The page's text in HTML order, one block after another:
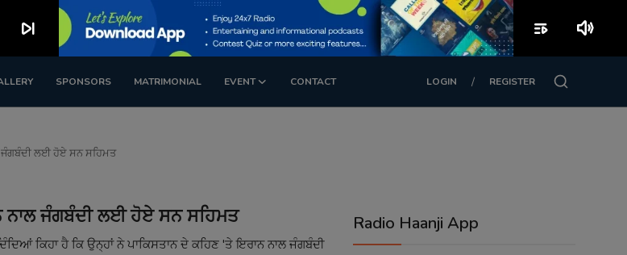
SPONSORS MATRIMONIAL EVENT CONTACT LOGIN / REGISTER
ਜੰਗਬੰਦੀ ਲਈ ਹੋਏ ਸਨ ਸਹਿਮਤ
ਨਾਲ ਜੰਗਬੰਦੀ ਲਈ ਹੋਏ ਸਨ ਸਹਿਮਤ
ਕਿਹਾ ਹੈ ਕਿ ਉਨ੍ਹਾਂ ਨੇ ਪਾਕਿਸਤਾਨ ਦੇ ਕਹਿਣ 'ਤੇ ਇਰਾਨ ਨਾਲ ਜੰਗਬੰਦੀ
Radio Haanji App
skip_next playlist_play volume_up